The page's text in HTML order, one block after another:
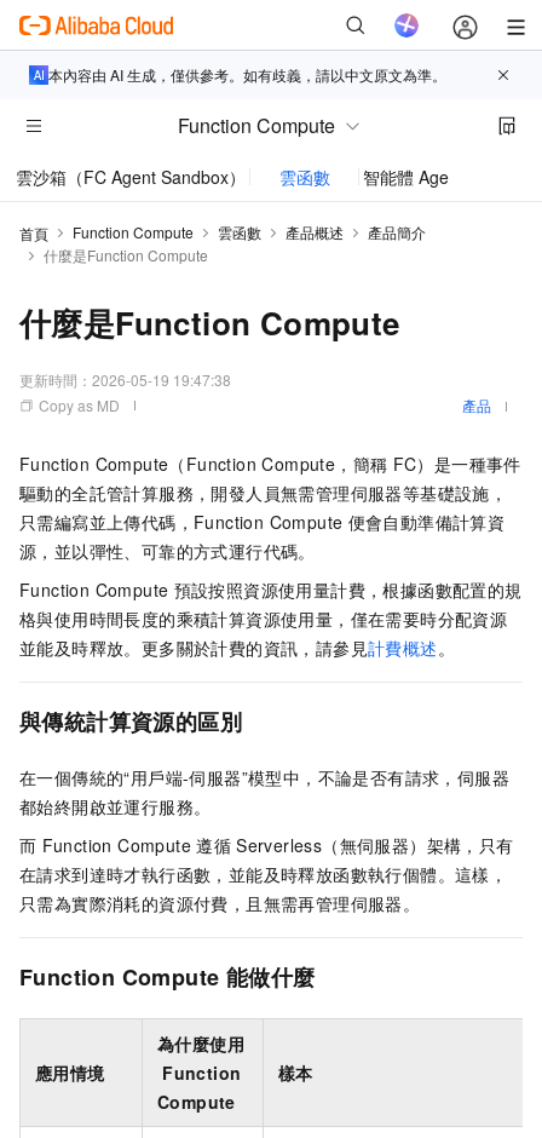
本內容由 AI 生成，僅供參考。如有歧義，請以中文原文為準。
Function Compute
雲沙箱（FC Agent Sandbox） 雲函數 智能體 AgentRun
首頁 Function Compute 雲函數 產品概述
產品簡介
什麼是Function Compute
什麼是Function Compute
更新時間： 2026-05-19 19:47:38
Copy as MD
產品
Function Compute （Function Compute，簡稱 FC）是一種事件
驅動的全託管計算服務，開發人員無需管理伺服器等基礎設施，
只需編寫並上傳代碼， Function Compute 便會自動準備計算資
源，並以彈性、可靠的方式運行代碼。
Function Compute 預設按照資源使用量計費，根據函數配置的規
格與使用時間長度的乘積計算資源使用量，僅在需要時分配資源
並能及時釋放。更多關於計費的資訊，請參見計費概述。
與傳統計算資源的區別
在一個傳統的“用戶端-伺服器”模型中，不論是否有請求，伺服器
都始終開啟並運行服務。
而 Function Compute 遵循 Serverless（無伺服器）架構，只有
在請求到達時才執行函數，並能及時釋放函數執行個體。這樣，
只需為實際消耗的資源付費，且無需再管理伺服器。
Function Compute 能做什麼
應用情境
為什麼使用
Function
Compute
樣本